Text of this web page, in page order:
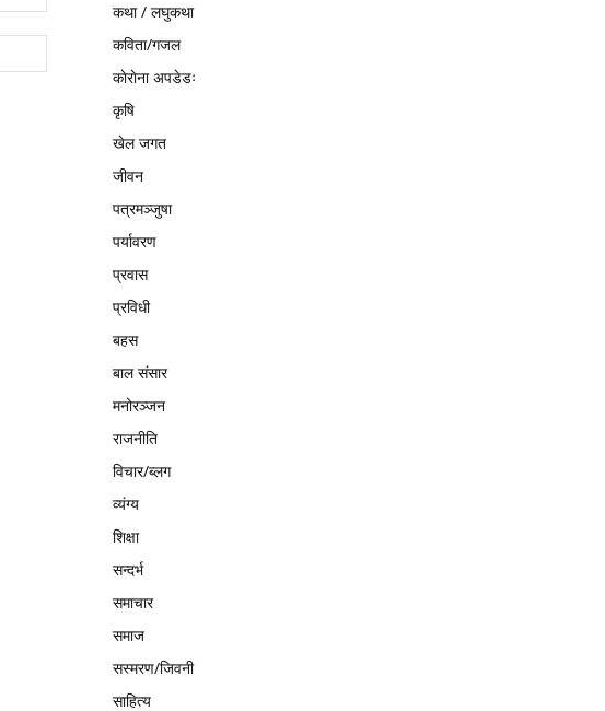
कथा / लघुकथा
कविता/गजल
काेराेना अपडेडः
कृषि
खेल जगत
जीवन
पत्रमञ्जुषा
पर्यावरण
प्रवास
प्रविधी
बहस
बाल संसार
मनोरञ्जन
राजनीति
विचार/ब्लग
व्यंग्य
शिक्षा
सन्दर्भ
समाचार
समाज
सस्मरण/जिवनी
साहित्य